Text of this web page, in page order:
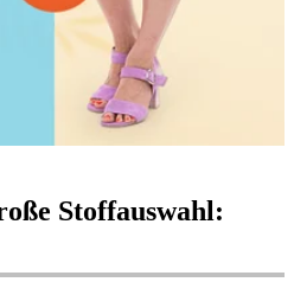
Stoffauswahl: